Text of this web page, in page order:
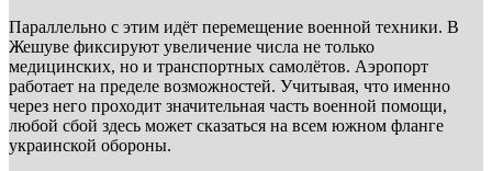
Параллельно с этим идёт перемещение военной техники. В
Жешуве фиксируют увеличение числа не только
медицинских, но и транспортных самолётов. Аэропорт
работает на пределе возможностей. Учитывая, что именно
через него проходит значительная часть военной помощи,
любой сбой здесь может сказаться на всем южном фланге
украинской обороны.